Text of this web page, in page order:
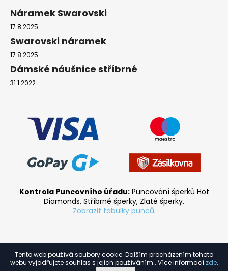
Tento web používá soubory cookie. Dalším procházením tohoto
webu vyjadřujete souhlas s jejich používáním.. Více informací zde.
Náramek Swarovski
17.8.2025
Swarovski náramek
17.8.2025
Dámské náušnice stříbrné
31.1.2022
Kontrola Puncovního úřadu:Puncování šperků Hot
Diamonds, Stříbrné šperky, Zlaté šperky.
Zobrazit tabulky punců.
Vytvořil Shoptet